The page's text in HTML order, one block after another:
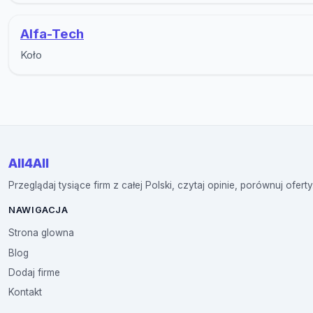
Alfa-Tech
Koło
All4All
Przeglądaj tysiące firm z całej Polski, czytaj opinie, porównuj
NAWIGACJA
Strona glowna
Blog
Dodaj firme
Kontakt